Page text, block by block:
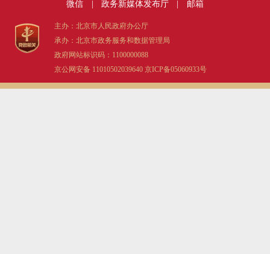
微信 政务新媒体发布厅 邮箱
主办：北京市人民政府办公厅
承办：北京市政务服务和数据管理局
政府网站标识码：1100000088
京公网安备 11010502039640 京ICP备05060933号